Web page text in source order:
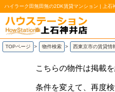
ハイラーク田無田無の2DK賃貸マンション | 上
/
TOPページ > 物件検索 > 西東京市の賃貸情
こちらの物件は掲載
条件を変えて、再度